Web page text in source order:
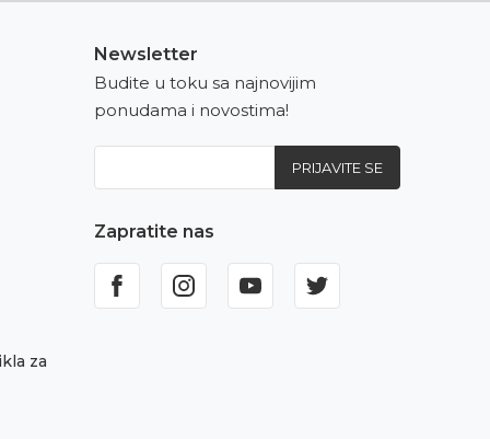
za
Newsletter
Budite u toku sa najnovijim
ponudama i novostima!
PRIJAVITE SE
Zapratite nas